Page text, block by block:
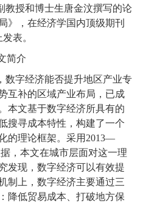
教授和博士生唐金汶撰写的论
》，在经济学国内顶级期刊
表。
简介
数字经济能否提升地区产业专
互补的区域产业布局，已成
本文基于数字经济所具有的
搜寻成本特性，构建了一个
的理论框架。采用2013—
，本文在城市层面对这一理
发现，数字经济可以有效提
制上，数字经济主要通过三
降低贸易成本、打破地方保